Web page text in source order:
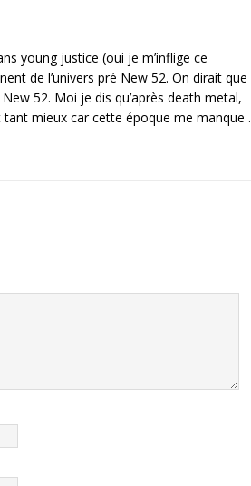
young justice (oui je m’inflige ce
de l’univers pré New 52. On dirait que
52. Moi je dis qu’après death metal,
mieux car cette époque me manque .